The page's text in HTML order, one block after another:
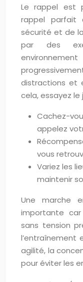
Le rappel est
rappel parfait
sécurité et de
par des
distractions et
cela, essayez le
Cachez-
appelez
vous
Variez les
maintenir
Une marche
importante
sans tension
l’entraînement
agilité, la
pour éviter les